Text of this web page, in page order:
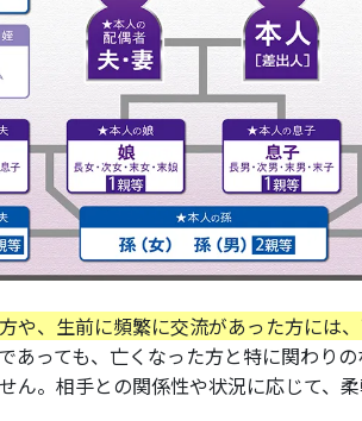
や、生前に頻繁に交流があった方には
あっても、亡くなった方と特に関わり
ん。相手との関係性や状況に応じて、柔